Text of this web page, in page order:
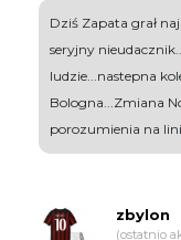
Dziś Zapata grał
seryjny
ludzie...nastepna
Bologna...Zmiana
porozumienia na
zbylon
(ostatnio